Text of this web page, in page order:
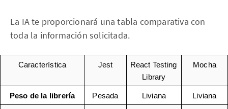
La IA te proporcionará una tabla comparativa con
toda la información solicitada.
Característica Jest
React Testing
Library
Mocha
Peso de la librería Pesada Liviana Liviana